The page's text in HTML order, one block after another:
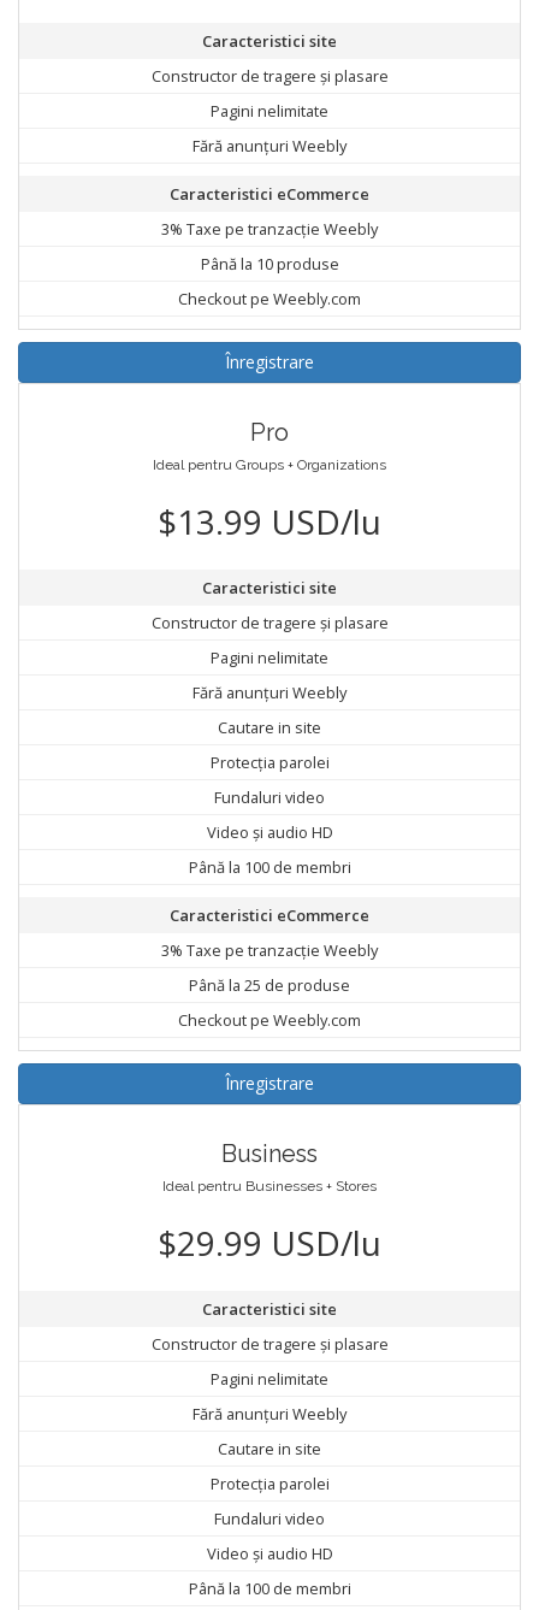
Caracteristici site
Constructor de tragere și plasare
Pagini nelimitate
Fără anunțuri Weebly
Caracteristici eCommerce
3% Taxe pe tranzacție Weebly
Până la 10 produse
Checkout pe Weebly.com
Înregistrare
Pro
Ideal pentru Groups + Organizations
$13.99 USD/lu
Caracteristici site
Constructor de tragere și plasare
Pagini nelimitate
Fără anunțuri Weebly
Cautare in site
Protecția parolei
Fundaluri video
Video și audio HD
Până la 100 de membri
Caracteristici eCommerce
3% Taxe pe tranzacție Weebly
Până la 25 de produse
Checkout pe Weebly.com
Înregistrare
Business
Ideal pentru Businesses + Stores
$29.99 USD/lu
Caracteristici site
Constructor de tragere și plasare
Pagini nelimitate
Fără anunțuri Weebly
Cautare in site
Protecția parolei
Fundaluri video
Video și audio HD
Până la 100 de membri